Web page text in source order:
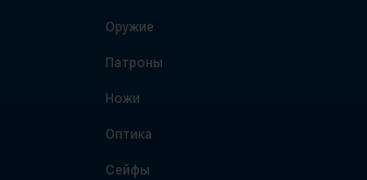
Оружие
Патроны
Ножи
Оптика
Сейфы